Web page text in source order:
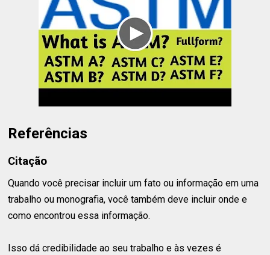
Referências
Citação
Quando você precisar incluir um fato ou informação em uma
trabalho ou monografia, você também deve incluir onde e
como encontrou essa informação.
Isso dá credibilidade ao seu trabalho e às vezes é